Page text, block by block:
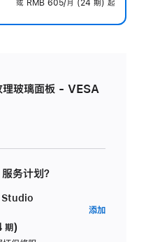
或 RMB 605/月 (24 期) 起
玻璃面板 - VESA
务计划？
Studio
期)
添加